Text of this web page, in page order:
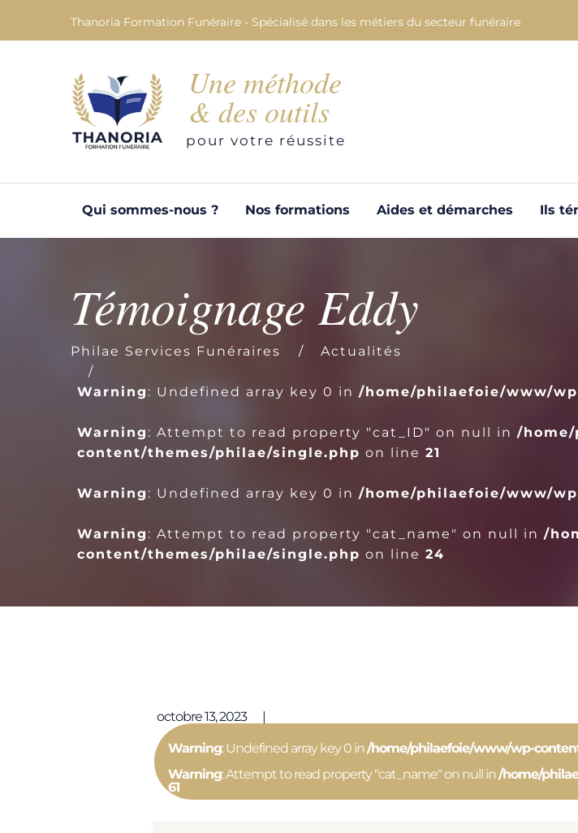
Thanoria Formation Funéraire - Spécialisé dans les métiers du secteur funéraire
Une méthode
& des outils
pour votre réussite
Qui sommes-nous ? Nos formations Aides et démarches Ils
Témoignage Eddy
Philae Services Funéraires Actualités
Warning : Undefined array key 0 in /home/philaefoie/www/
Warning : Attempt to read property "cat_ID" on null in /
content/themes/philae/single.php on line 21
Warning : Undefined array key 0 in /home/philaefoie/www/
Warning : Attempt to read property "cat_name" on null in /
content/themes/philae/single.php on line 24
Publié le
octobre 13, 2023
Warning: Undefined array key 0 in/home/philaefoie/www/wp-
Warning: Attempt to read property "cat_name" on null in/home/
61